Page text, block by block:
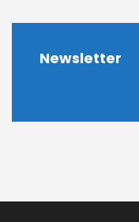
Newsletter